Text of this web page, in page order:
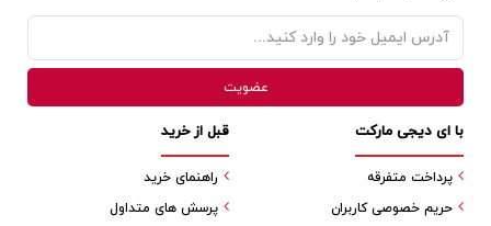
قبل از خرید
راهنمای خرید
پرسش های متداول
با ای دیجی مارکت
پرداخت متفرقه
حریم خصوصی کاربران